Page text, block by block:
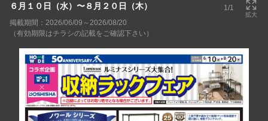
６月１０日（水）〜８月２０日（木） 1/1
拡大
掲載期間：2026/06/09～2026/08/20
（有効期限はチラシの記載をご確認下さい）